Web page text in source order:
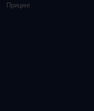
Прицинг